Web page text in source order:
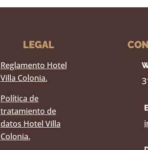
LEGAL
Reglamento Hotel
Villa Colonia.
Política de
tratamiento de
datos Hotel Villa
Colonia.